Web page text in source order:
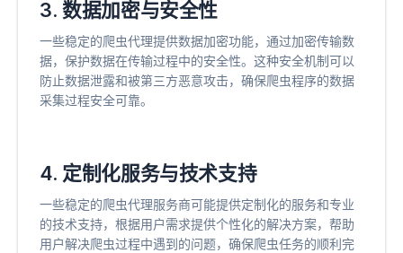
3. 数据加密与安全性
一些稳定的爬虫代理提供数据加密功能，通过加密传输数
据，保护数据在传输过程中的安全性。这种安全机制可以
防止数据泄露和被第三方恶意攻击，确保爬虫程序的数据
采集过程安全可靠。
4. 定制化服务与技术支持
一些稳定的爬虫代理服务商可能提供定制化的服务和专业
的技术支持，根据用户需求提供个性化的解决方案，帮助
用户解决爬虫过程中遇到的问题，确保爬虫任务的顺利完